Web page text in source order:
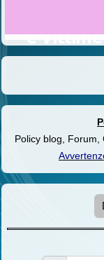
Policy blog, Forum,